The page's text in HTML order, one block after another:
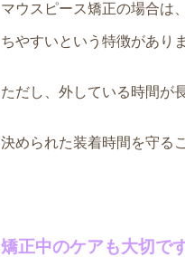
マウスピース矯正の場合は
ちやすいという特徴がありま
ただし、外している時間が
決められた装着時間を守る
矯正中のケアも大切で